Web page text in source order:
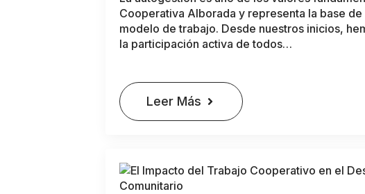
Cooperativa Alborada y representa la base de
modelo de trabajo. Desde nuestros inicios,
la participación activa de todos…
Leer Más